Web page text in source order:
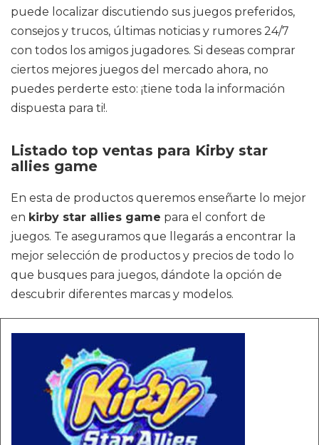
puede localizar discutiendo sus juegos preferidos,
consejos y trucos, últimas noticias y rumores 24/7
con todos los amigos jugadores. Si deseas comprar
ciertos mejores juegos del mercado ahora, no
puedes perderte esto: ¡tiene toda la información
dispuesta para ti!.
Listado top ventas para Kirby star
allies game
En esta de productos queremos enseñarte lo mejor
en kirby star allies game para el confort de
juegos. Te aseguramos que llegarás a encontrar la
mejor selección de productos y precios de todo lo
que busques para juegos, dándote la opción de
descubrir diferentes marcas y modelos.